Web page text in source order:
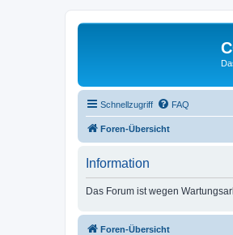
Schnellzugriff FAQ
Foren-Übersicht
Information
Das Forum ist wegen
Foren-Übersicht